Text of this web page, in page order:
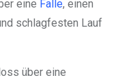
eine Falle, einen
schlagfesten Lauf
über eine